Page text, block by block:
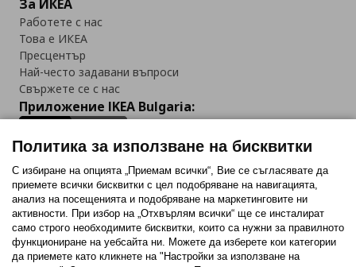
За ИКЕА
Работете с нас
Това е ИКЕА
Пресцентър
Най-често задавани въпроси
Свържете се с нас
Приложение IKEA Bulgaria:
Последвайте ни:
FacebookTwitterYoutubePinterestInstagram
Политика за използване на бисквитки
С избиране на опцията „Приемам всички“, Вие се съгласявате да
приемете всички бисквитки с цел подобряване на навигацията,
анализ на посещенията и подобряване на маркетинговите ни
активности. При избор на „Отхвърлям всички“ ще се инсталират
само строго необходимитe бисквитки, които са нужни за правилното
функциониране на уебсайта ни. Можете да изберете кои категории
да приемете като кликнете на "Настройки за използване на